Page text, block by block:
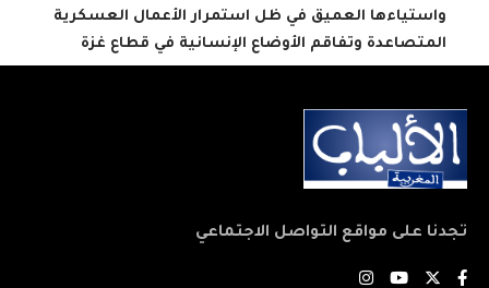
واستياءها العميق في ظل استمرار الأعمال العسكرية
المتصاعدة وتفاقم الأوضاع الإنسانية في قطاع غزة
تجدنا على مواقع التواصل الاجتماعي